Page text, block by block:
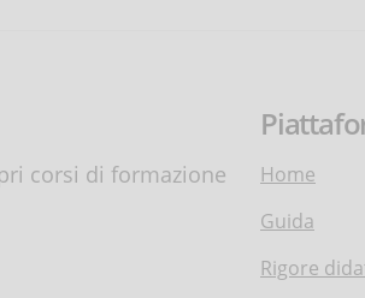
corsi di formazione
Home
Guida
Rigore